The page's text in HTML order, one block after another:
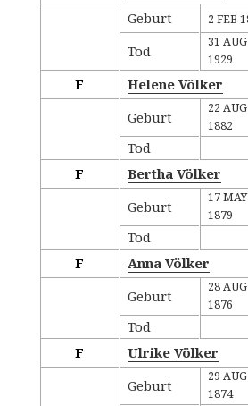
Geburt
2 FEB
Tod
31 AUG
1929
F
Helene Völker
Geburt
22 AUG
1882
Tod
F
Bertha Völker
Geburt
17 MAY
1879
Tod
F
Anna Völker
Geburt
28 AUG
1876
Tod
F
Ulrike Völker
Geburt
29 AUG
1874